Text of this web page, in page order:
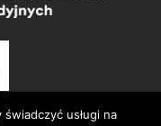
usługi na